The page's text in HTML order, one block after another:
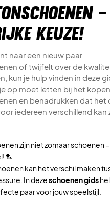
–
keuze!
naar een nieuw paar
of twijfelt over de
kun je hulp vinden in deze
op moet letten bij het
en benadrukken dat het
iedereen verschillend kan
zijn niet zomaar schoenen
🏸
kan het verschil maken
In dezeschoenen gids
paar voor jouw speelstijl.